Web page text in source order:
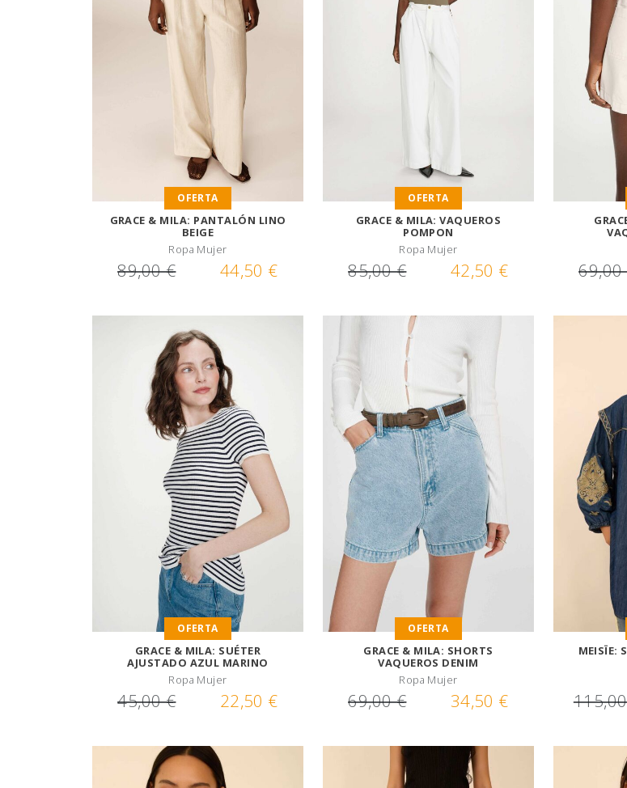
OFERTA
GRACE & MILA: PANTALÓN LINO
BEIGE
Ropa Mujer
89,00 € 44,50 €
OFERTA
GRACE & MILA: VAQUEROS
POMPON
Ropa Mujer
85,00 € 42,50 € 69,00
OFERTA
GRACE & MILA: SUÉTER
AJUSTADO AZUL MARINO
Ropa Mujer
45,00 € 22,50 €
OFERTA
GRACE & MILA: SHORTS
VAQUEROS DENIM
Ropa Mujer
69,00 € 34,50 €
MEISÏE: